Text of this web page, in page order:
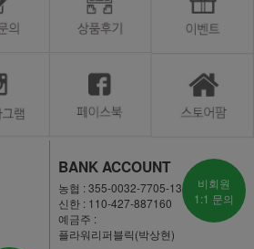
BANK ACCOUNT
농협 : 355-0032-7705-13
신한 : 110-427-887160
예금주 :
플라워리퍼블릭(박상현)
비회원
1:1 문의